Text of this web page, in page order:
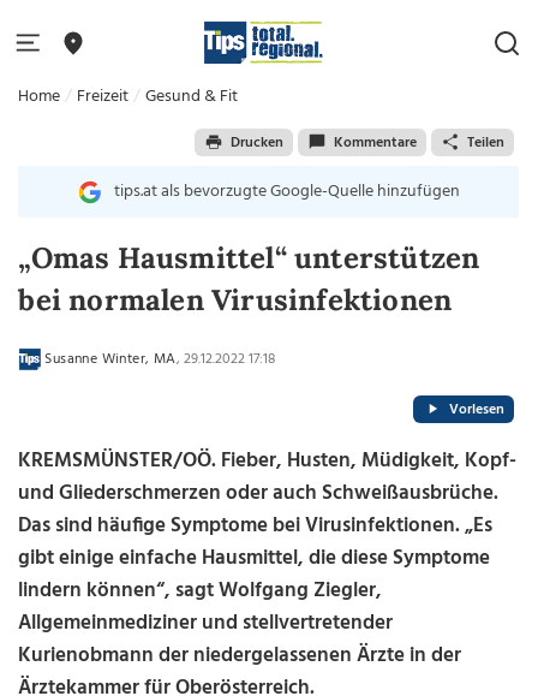
Home Freizeit Gesund & Fit
Drucken Kommentare Teilen
tips.at als bevorzugte Google-Quelle hinzufügen
„Omas Hausmittel“ unterstützen
bei normalen Virusinfektionen
Susanne Winter, MA, 29.12.2022 17:18
Vorlesen
KREMSMÜNSTER/OÖ. Fieber, Husten, Müdigkeit, Kopf-
und Gliederschmerzen oder auch Schweißausbrüche.
Das sind häufige Symptome bei Virusinfektionen. „Es
gibt einige einfache Hausmittel, die diese Symptome
lindern können“, sagt Wolfgang Ziegler,
Allgemeinmediziner und stellvertretender
Kurienobmann der niedergelassenen Ärzte in der
Ärztekammer für Oberösterreich.